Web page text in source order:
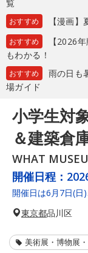
覧
おすすめ 【漫画
おすすめ
【2026
もわかる！
おすすめ
雨の日も
場ガイド
小学生対
＆建築倉
WHAT
開催日程：
開催日は6月7日(日)
東京都品川区
美術展・博物展